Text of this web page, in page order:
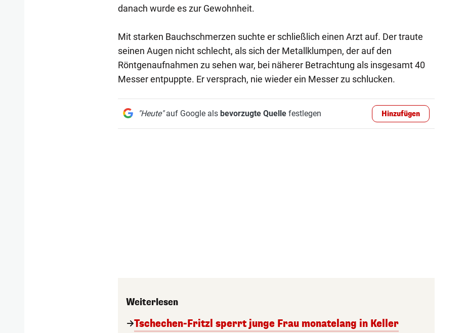
danach wurde es zur Gewohnheit.
Mit starken Bauchschmerzen suchte er schließlich einen Arzt auf. Der traute
seinen Augen nicht schlecht, als sich der Metallklumpen, der auf den
Röntgenaufnahmen zu sehen war, bei näherer Betrachtung als insgesamt 40
Messer entpuppte. Er versprach, nie wieder ein Messer zu schlucken.
"Heute"auf Google als bevorzugte Quellefestlegen Hinzufügen
Weiterlesen
Tschechen-Fritzl sperrt junge Frau monatelang in Keller